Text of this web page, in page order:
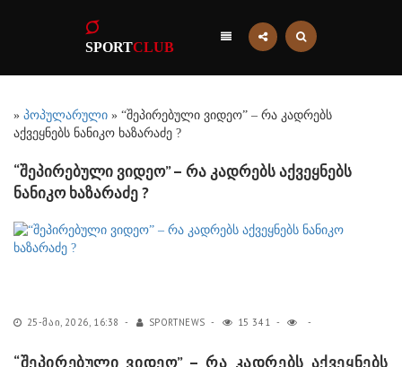
SPORTCLUB
» პოპულარული » “შეპირებული ვიდეო” – რა კადრებს
აქვეყნებს ნანიკო ხაზარაძე ?
“შეპირებული ვიდეო” – რა კადრებს აქვეყნებს
ნანიკო ხაზარაძე ?
25-ᲛᲐᲘ, 2026, 16:38 SPORTNEWS 15 341
“შეპირებული ვიდეო” – რა კადრებს აქვეყნებს